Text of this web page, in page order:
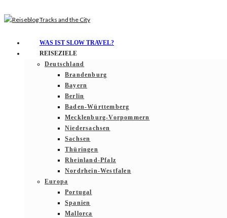
WAS IST SLOW TRAVEL?
REISEZIELE
Deutschland
Brandenburg
Bayern
Berlin
Baden-Württemberg
Mecklenburg-Vorpommern
Niedersachsen
Sachsen
Thüringen
Rheinland-Pfalz
Nordrhein-Westfalen
Europa
Portugal
Spanien
Mallorca